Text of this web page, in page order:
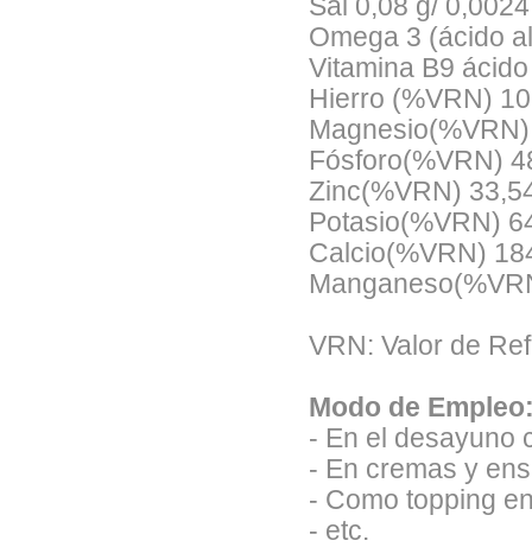
Sal 0,08 g/
Omega 3 (ácido
Vitamina B9
Hierro (%VRN)
Magnesio(%VRN)
Fósforo(%VRN)
Zinc(%VRN)
Potasio(%VRN)
Calcio(%VRN)
VRN: Valor de
Modo de
- En el desayuno
- En cremas y
- Como topping
- etc.